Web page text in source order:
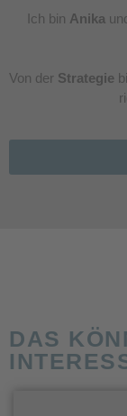
Ich bin Anika
Von der Strategie
DAS